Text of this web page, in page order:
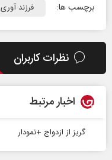
برچسب ها: فرزند آوری
نظرات کاربران
اخبار مرتبط
گریز از ازدواج +نمودار